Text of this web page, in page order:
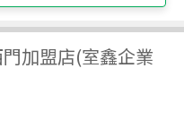
加盟店(室鑫企業